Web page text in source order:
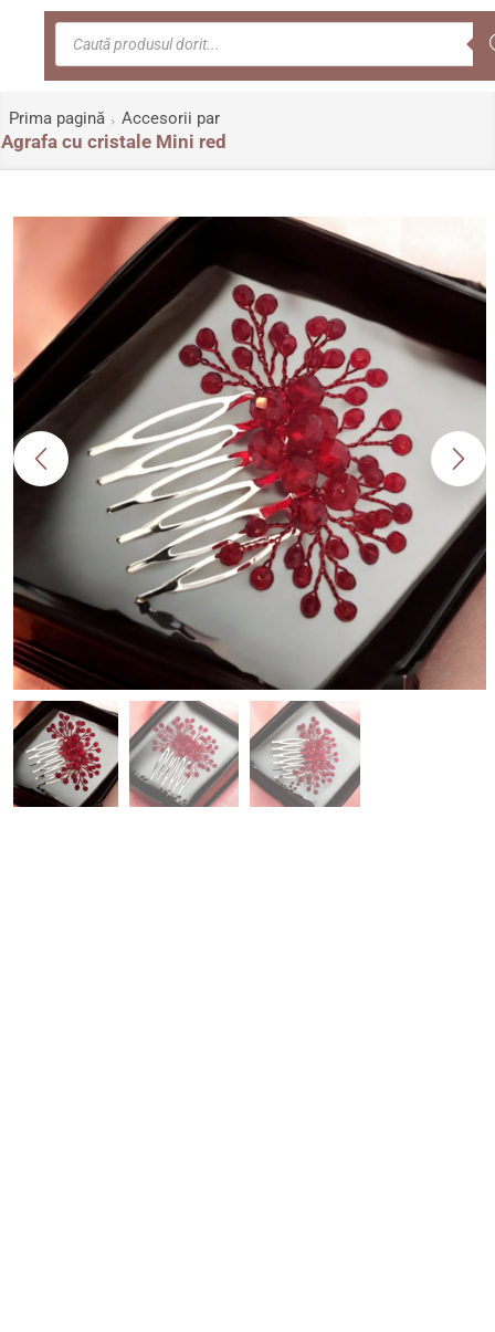
Meniu
Prima pagină Accesorii par
Agrafa cu cristale Mini red